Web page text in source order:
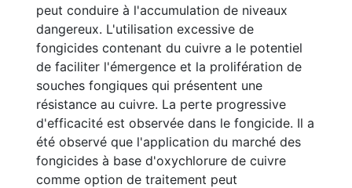
peut conduire à l'accumulation de niveaux
dangereux. L'utilisation excessive de
fongicides contenant du cuivre a le potentiel
de faciliter l'émergence et la prolifération de
souches fongiques qui présentent une
résistance au cuivre. La perte progressive
d'efficacité est observée dans le fongicide. Il a
été observé que l'application du marché des
fongicides à base d'oxychlorure de cuivre
comme option de traitement peut